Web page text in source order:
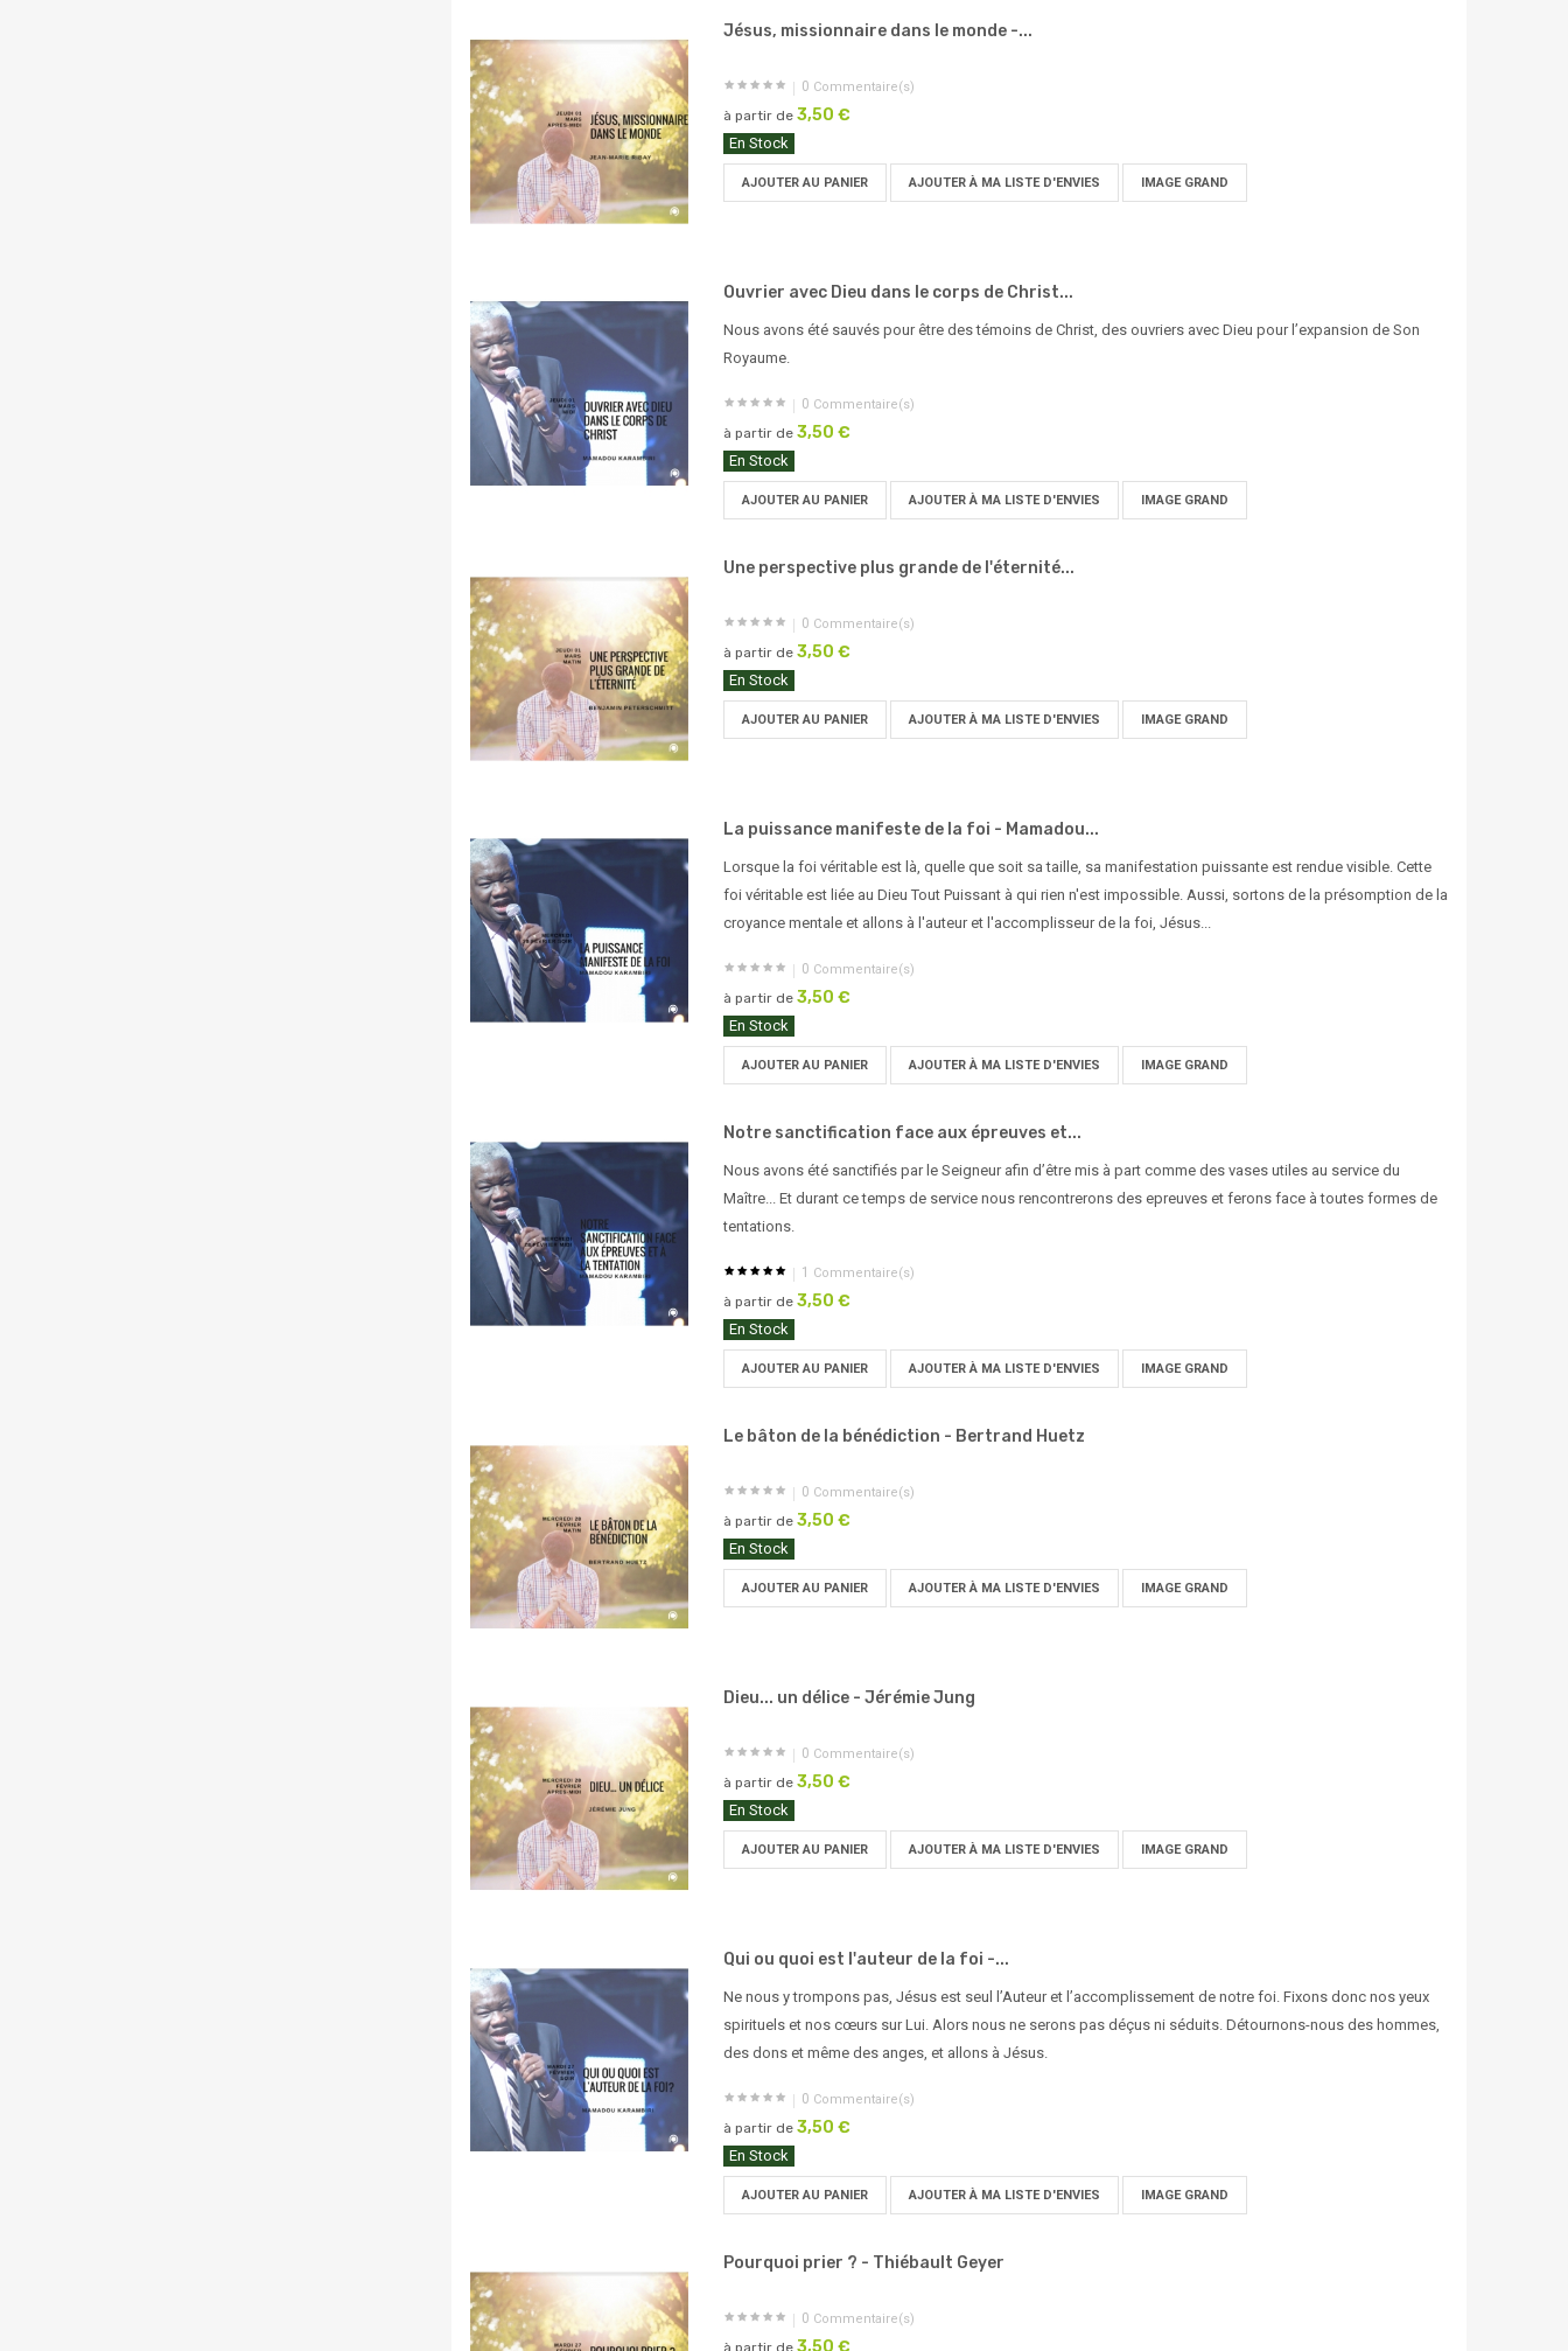
Jésus, missionnaire dans le monde -...
0 Commentaire(s)
à partir de 3,50 €
En Stock
AJOUTER AU PANIER AJOUTER À MA LISTE D'ENVIES IMAGE GRAND
Ouvrier avec Dieu dans le corps de Christ...
Nous avons été sauvés pour être des témoins de Christ, des ouvriers avec Dieu pour l’expansion de Son
Royaume.
0 Commentaire(s)
à partir de 3,50 €
En Stock
AJOUTER AU PANIER AJOUTER À MA LISTE D'ENVIES IMAGE GRAND
Une perspective plus grande de l'éternité...
0 Commentaire(s)
à partir de 3,50 €
En Stock
AJOUTER AU PANIER AJOUTER À MA LISTE D'ENVIES IMAGE GRAND
La puissance manifeste de la foi - Mamadou...
Lorsque la foi véritable est là, quelle que soit sa taille, sa manifestation puissante est rendue visible. Cette
foi véritable est liée au Dieu Tout Puissant à qui rien n'est impossible. Aussi, sortons de la présomption de la
croyance mentale et allons à l'auteur et l'accomplisseur de la foi, Jésus...
0 Commentaire(s)
à partir de 3,50 €
En Stock
AJOUTER AU PANIER AJOUTER À MA LISTE D'ENVIES IMAGE GRAND
Notre sanctification face aux épreuves et...
Nous avons été sanctifiés par le Seigneur afin d’être mis à part comme des vases utiles au service du
Maître... Et durant ce temps de service nous rencontrerons des epreuves et ferons face à toutes formes de
tentations.
1 Commentaire(s)
à partir de 3,50 €
En Stock
AJOUTER AU PANIER AJOUTER À MA LISTE D'ENVIES IMAGE GRAND
Le bâton de la bénédiction - Bertrand Huetz
0 Commentaire(s)
à partir de 3,50 €
En Stock
AJOUTER AU PANIER AJOUTER À MA LISTE D'ENVIES IMAGE GRAND
Dieu... un délice - Jérémie Jung
0 Commentaire(s)
à partir de 3,50 €
En Stock
AJOUTER AU PANIER AJOUTER À MA LISTE D'ENVIES IMAGE GRAND
Qui ou quoi est l'auteur de la foi -...
Ne nous y trompons pas, Jésus est seul l’Auteur et l’accomplissement de notre foi. Fixons donc nos yeux
spirituels et nos cœurs sur Lui. Alors nous ne serons pas déçus ni séduits. Détournons-nous des hommes,
des dons et même des anges, et allons à Jésus.
0 Commentaire(s)
à partir de 3,50 €
En Stock
AJOUTER AU PANIER AJOUTER À MA LISTE D'ENVIES IMAGE GRAND
Pourquoi prier ? - Thiébault Geyer
0 Commentaire(s)
à partir de 3,50 €